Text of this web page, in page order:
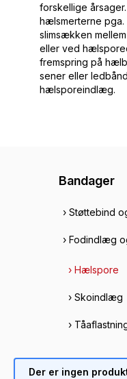
forskellige
hælsmerterne pga.
slimsækken
eller ved
fremspring på
sener eller
hælsporeindlæg.
Bandager
› Støttebind
› Fodindlæg
› Hælspore
› Skoindlæg
›
Der er ingen